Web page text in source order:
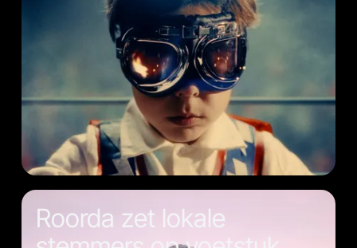
Roorda zet lokale